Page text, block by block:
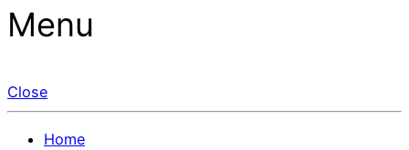
Menu
Close
Home